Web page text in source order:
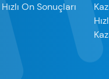
Hızlı On Sonuçları